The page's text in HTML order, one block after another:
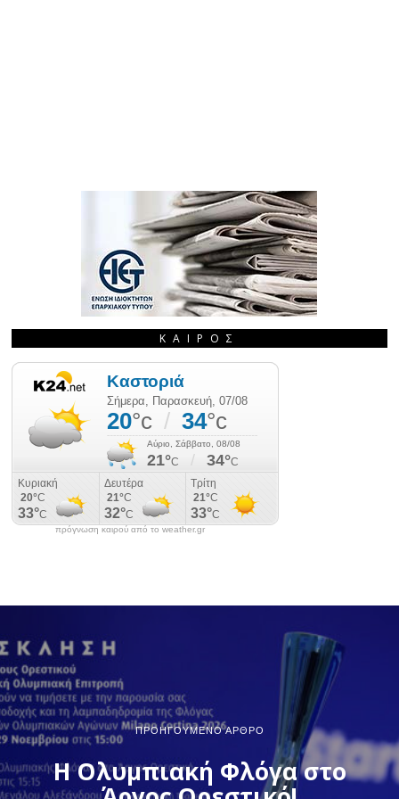
ΚΑΙΡΌΣ
πρόγνωση καιρού από το weather.gr
ΠΡΟΗΓΟΎΜΕΝΟ ΆΡΘΡΟ
Η Ολυμπιακή Φλόγα στο